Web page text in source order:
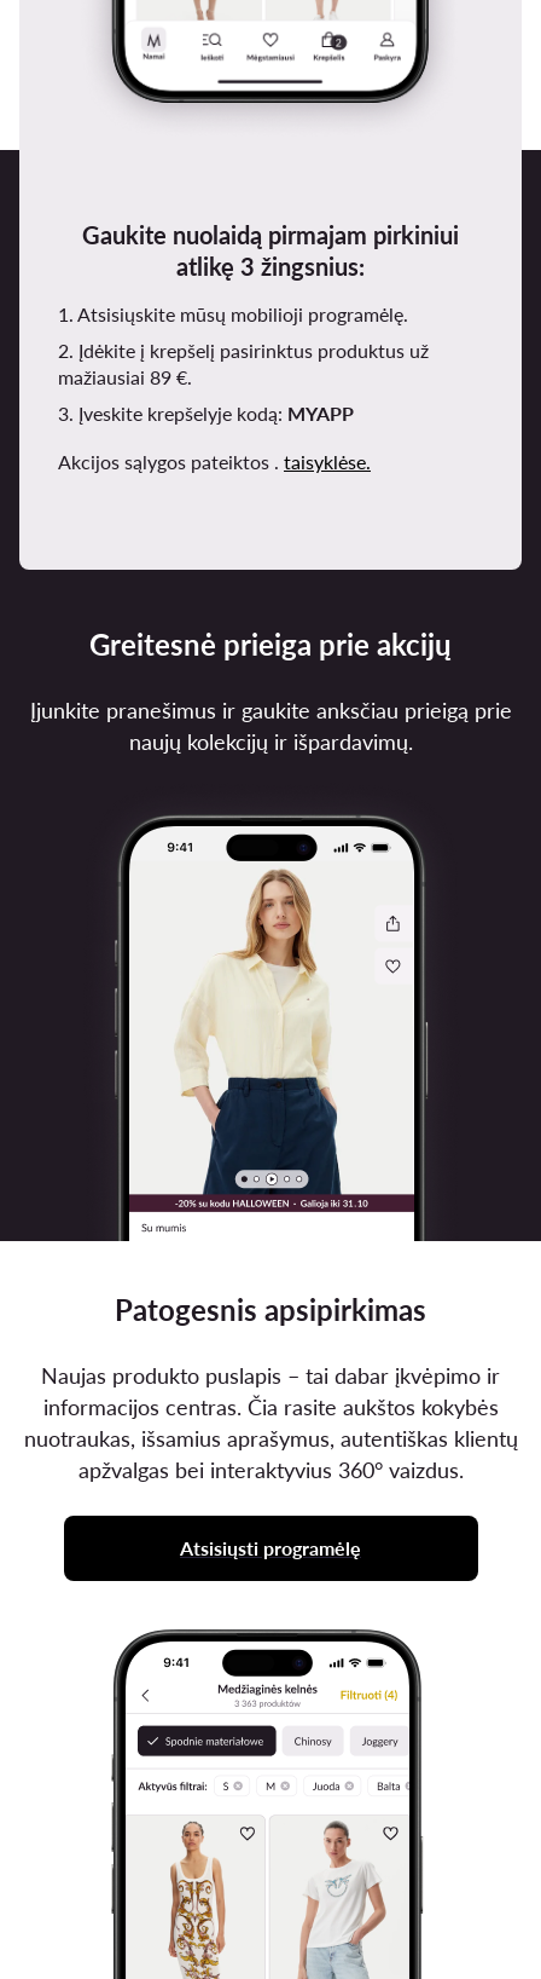
Gaukite nuolaidą pirmajam pirkiniui
atlikę 3 žingsnius:
1. Atsisiųskite mūsų mobilioji programėlę.
2. Įdėkite į krepšelį pasirinktus produktus už
mažiausiai 89 €.
3. Įveskite krepšelyje kodą: MYAPP
Akcijos sąlygos pateiktos . taisyklėse.
Greitesnė prieiga prie akcijų
Įjunkite pranešimus ir gaukite anksčiau prieigą prie
naujų kolekcijų ir išpardavimų.
Patogesnis apsipirkimas
Naujas produkto puslapis – tai dabar įkvėpimo ir
informacijos centras. Čia rasite aukštos kokybės
nuotraukas, išsamius aprašymus, autentiškas klientų
apžvalgas bei interaktyvius 360° vaizdus.
Atsisiųsti programėlę